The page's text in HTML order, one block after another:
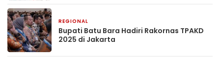
REGIONAL
Bupati Batu Bara Hadiri Rakornas TPAKD
2025 di Jakarta